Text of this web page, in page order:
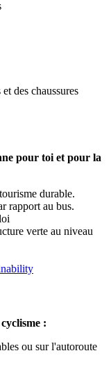
des chaussures
pour toi et pour la
durable.
rapport au bus.
verte au niveau
:
ou sur l'autoroute